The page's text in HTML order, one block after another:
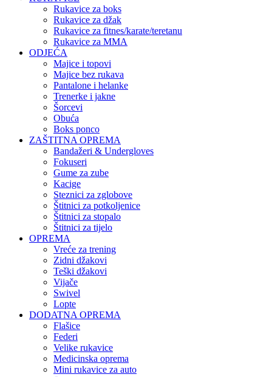
Rukavice za boks
Rukavice za džak
Rukavice za fitnes/karate/teretanu
Rukavice za MMA
ODJEĆA
Majice i topovi
Majice bez rukava
Pantalone i helanke
Trenerke i jakne
Šorcevi
Obuća
Boks ponco
ZAŠTITNA OPREMA
Bandažeri & Undergloves
Fokuseri
Gume za zube
Kacige
Steznici za zglobove
Štitnici za potkoljenice
Štitnici za stopalo
Štitnici za tijelo
OPREMA
Vreće za trening
Zidni džakovi
Teški džakovi
Vijače
Swivel
Lopte
DODATNA OPREMA
Flašice
Federi
Velike rukavice
Medicinska oprema
Mini rukavice za auto